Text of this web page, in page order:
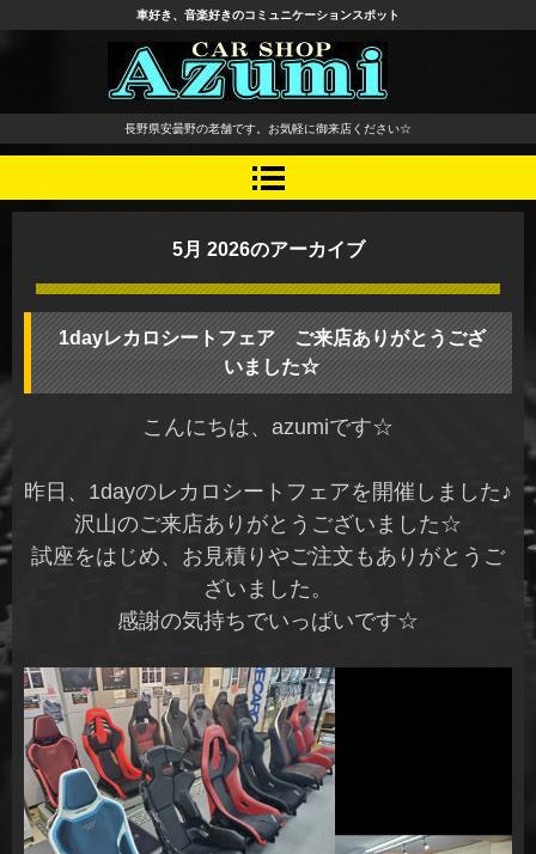
長野県 安曇野市 タイヤ ホ
イール デッドニング カーオ
ーディオ レカロシート
車好き、音楽好きのコミュニケーションスポット
長野県安曇野の老舗です。お気軽に御来店ください☆
5月 2026のアーカイブ
1dayレカロシートフェア ご来店ありがとうござ
いました☆
こんにちは、azumiです☆
昨日、1dayのレカロシートフェアを開催しました♪
沢山のご来店ありがとうございました☆
試座をはじめ、お見積りやご注文もありがとうご
ざいました。
感謝の気持ちでいっぱいです☆